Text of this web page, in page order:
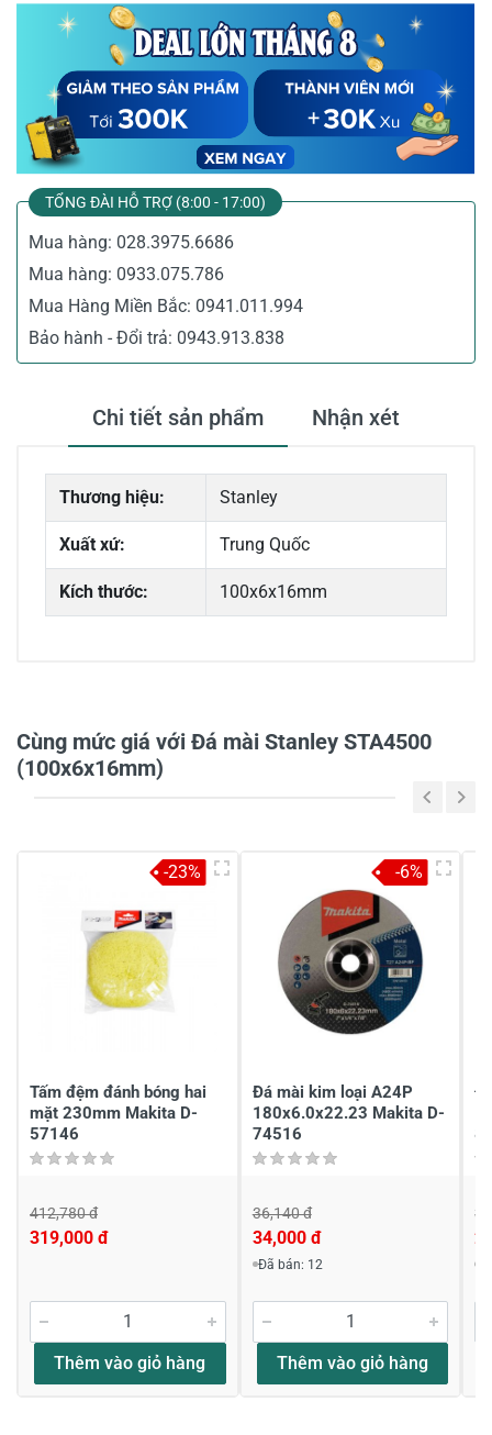
TỔNG ĐÀI HỖ TRỢ (8:00 - 17:00)
Mua hàng: 028.3975.6686
Mua hàng: 0933.075.786
Mua Hàng Miền Bắc: 0941.011.994
Bảo hành - Đổi trả: 0943.913.838
Chi tiết sản phẩm Nhận xét
Thương hiệu: Stanley
Xuất xứ: Trung Quốc
Kích thước: 100x6x16mm
2
-
1
-
Chia sẻ nhận xét về sản phẩm
Viết nhận xét về sản phẩm
Đánh giá sao
Cùng mức giá với Đá mài Stanley STA4500
(100x6x16mm)
Tấm đệm đánh bóng hai
mặt 230mm Makita D-
57146
412,780 đ
319,000 đ
Thêm vào giỏ hàng
-23%
Đá mài kim loại A24P
180x6.0x22.23 Makita D-
74516
36,140 đ
34,000 đ
Đã bán: 12
Thêm vào giỏ hàng
-6%